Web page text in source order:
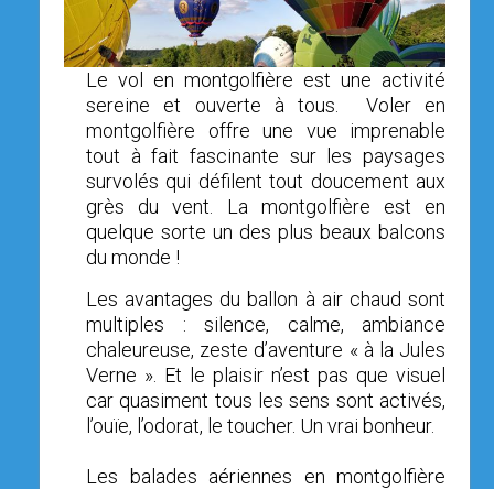
OPEN SUBMENU (SIMULATEUR)
SIMULATEUR
OPEN SUBMENU (DRÔNE)
DRÔNELe vol en montgolfière est une activité
sereine et ouverte à tous. Voler en
montgolfière offre une vue imprenable
tout à fait fascinante sur les paysages
survolés qui défilent tout doucement aux
grès du vent. La montgolfière est en
quelque sorte un des plus beaux balcons
du monde !
Les avantages du ballon à air chaud sont
multiples : silence, calme, ambiance
chaleureuse, zeste d’aventure « à la Jules
Verne ». Et le plaisir n’est pas que visuel
car quasiment tous les sens sont activés,
l’ouïe, l’odorat, le toucher. Un vrai bonheur.
Les balades aériennes en montgolfière